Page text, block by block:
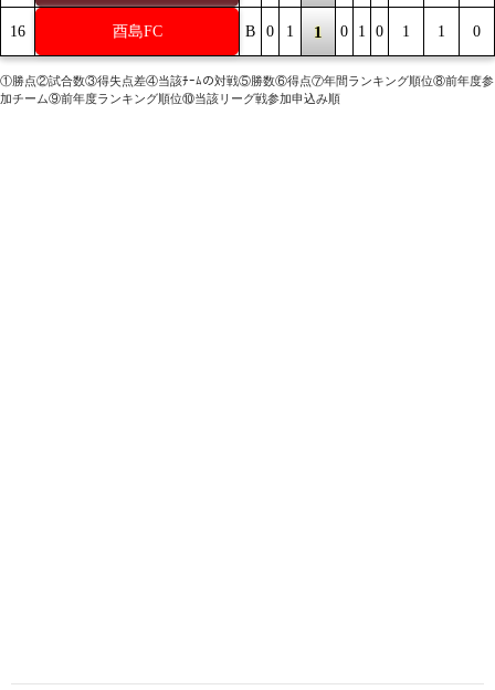
16 酉島FC B 0 1 1 0 1 0 1 1 0
①勝点②試合数③得失点差④当該ﾁｰﾑの対戦⑤勝数⑥得点⑦年間ランキング順位⑧前年度参
加チーム⑨前年度ランキング順位⑩当該リーグ戦参加申込み順